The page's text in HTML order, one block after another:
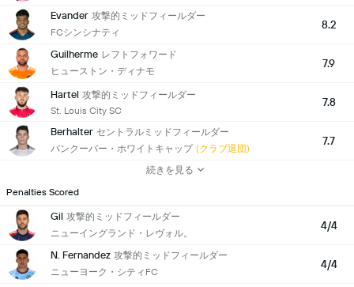
Evander 攻撃的ミッドフィールダー
FCシンシナティ
8.2
Guilherme レフトフォワード
ヒューストン・ディナモ
7.9
Hartel 攻撃的ミッドフィールダー
St. Louis City SC
7.8
Berhalter セントラルミッドフィールダー
バンクーバー・ホワイトキャップ (クラブ退団)
7.7
続きを見る
Penalties Scored
Gil 攻撃的ミッドフィールダー
ニューイングランド・レヴォル。
4/4
N. Fernandez 攻撃的ミッドフィールダー
ニューヨーク・シティFC
4/4